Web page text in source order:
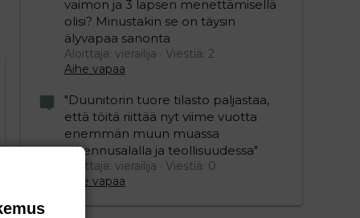
vaimon ja 3 lapsen menettämisellä
olisi? Minustakin se on täysin
älyvapaa sanonta
Aloittaja: vierailija
Viestiä: 2
Aihe vapaa
"Duunitorin tuore tilasto paljastaa,
että töitä riittää nyt viime vuotta
enemmän muun muassa
rakennusalalla ja teollisuudessa"
Aloittaja: vierailija
Viestiä: 0
Aihe vapaa